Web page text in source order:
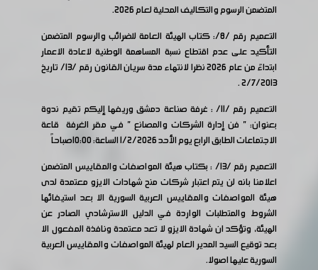
المتضمن الرسوم والتكاليف المحلية لعام 2026.
التعميم رقم /8/: كتاب الهيئة العامة للضرائب والرسوم المتضمن
التأكيد على عدم اقتطاع نسبة المساهمة الوطنية لاعادة الاعمار
ابتداءً من عام 2026 نظرا لانتهاء مدة سريان القانون رقم /13/ تاريخ
2/7/2013 .
التعميم رقم /11/ : غرفة صناعة دمشق وريفها إليكم تقيم ندوة
بعنوان: " فن إدارة الشركات والمصانع " في مقر الغرفة قاعة
الاجتماعات الطابق الرابع يوم الأحد 1/2/2026 الساعة: 10:00صباحاً
التعميم رقم /13/ : بكتاب هيئة المواصفات والمقاييس المتضمن
اعلامنا بانه لن يتم اعتبار شركات منح شهادات الايزو معتمدة لدى
هيئة المواصفات والمقاييس العربية السورية الا بعد استيفائها
الشروط والمتطلبات الواردة في الدليل الاسترشادي الصادر عن
الهيئة، وتؤكد ان شهادة الايزو لا تعد معتمدة ونافذة المفعول الا
بعد توقيع السيد المدير العام لهيئة المواصفات والمقاييس العربية
السورية عليها اصولا.